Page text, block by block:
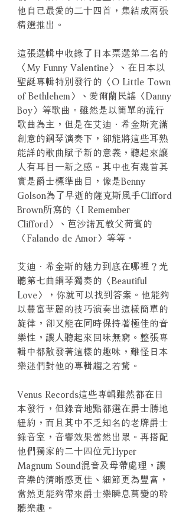
他自己最愛的二十四首，集結成兩張
精選推出。
這張選輯中收錄了日本票選第二名的
〈My Funny Valentine〉、在日本以
聖誕專輯特別發行的〈O Little Town
of Bethlehem〉、愛爾蘭民謠〈Danny
Boy〉等歌曲。雖然是以簡單的流行
歌曲為主，但是在艾迪．希金斯充滿
創意的鋼琴演奏下，卻能將這些耳熟
能詳的歌曲賦予新的意義，聽起來讓
人有耳目一新之感。其中也有幾首其
實是爵士標準曲目，像是Benny
Golson為了早逝的薩克斯風手Clifford
Brown所寫的〈I Remember
Clifford〉、芭沙諾瓦教父荷賓的
〈Falando de Amor〉等等。
艾迪．希金斯的魅力到底在哪裡？光
聽第七曲鋼琴獨奏的〈Beautiful
Love〉，你就可以找到答案。他能夠
以豐富華麗的技巧演奏出這樣簡單的
旋律，卻又能在同時保持著極佳的音
樂性，讓人聽起來回味無窮。整張專
輯中都散發著這樣的趣味，難怪日本
樂迷們對他的專輯趨之若騖。
Venus Records這些專輯雖然都在日
本發行，但錄音地點都選在爵士勝地
紐約，而且其中不乏知名的老牌爵士
錄音室，音響效果當然出眾。再搭配
他們獨家的二十四位元Hyper
Magnum Sound混音及母帶處理，讓
音樂的清晰感更佳、細節更為豐富，
當然更能夠帶來爵士樂瞬息萬變的聆
聽樂趣。